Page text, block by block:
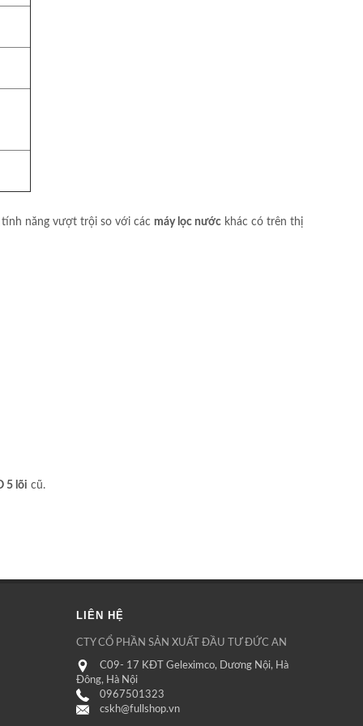
năng vượt trội so với các máy lọc nước khác có trên thị
5 lõi cũ.
LIÊN HỆ
CTY CỔ PHẦN SẢN XUẤT ĐẦU TƯ ĐỨC AN
C09- 17 KĐT Geleximco, Dương Nội, Hà
Đông, Hà Nội
0967501323
cskh@fullshop.vn